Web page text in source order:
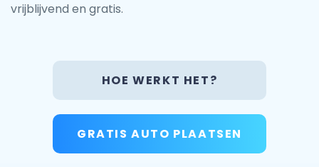
vrijblijvend en gratis.
HOE WERKT HET?
GRATIS AUTO PLAATSEN